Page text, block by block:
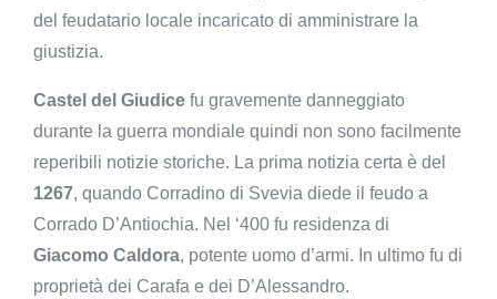
del feudatario locale incaricato di amministrare la
giustizia.
Castel del Giudice fu gravemente danneggiato
durante la guerra mondiale quindi non sono facilmente
reperibili notizie storiche. La prima notizia certa è del
1267, quando Corradino di Svevia diede il feudo a
Corrado D’Antiochia. Nel ‘400 fu residenza di
Giacomo Caldora, potente uomo d’armi. In ultimo fu di
proprietà dei Carafa e dei D’Alessandro.